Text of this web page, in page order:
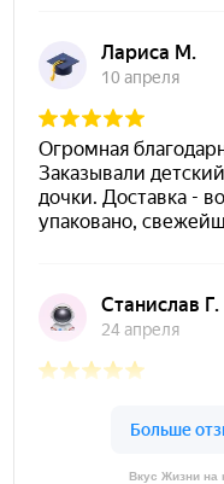
Вкус Жизни на